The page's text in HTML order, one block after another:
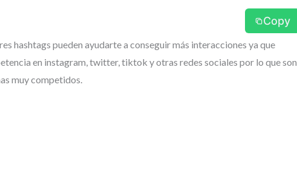
Copy
hashtags pueden ayudarte a conseguir más interacciones ya que
en instagram, twitter, tiktok y otras redes sociales por lo que son
muy competidos.